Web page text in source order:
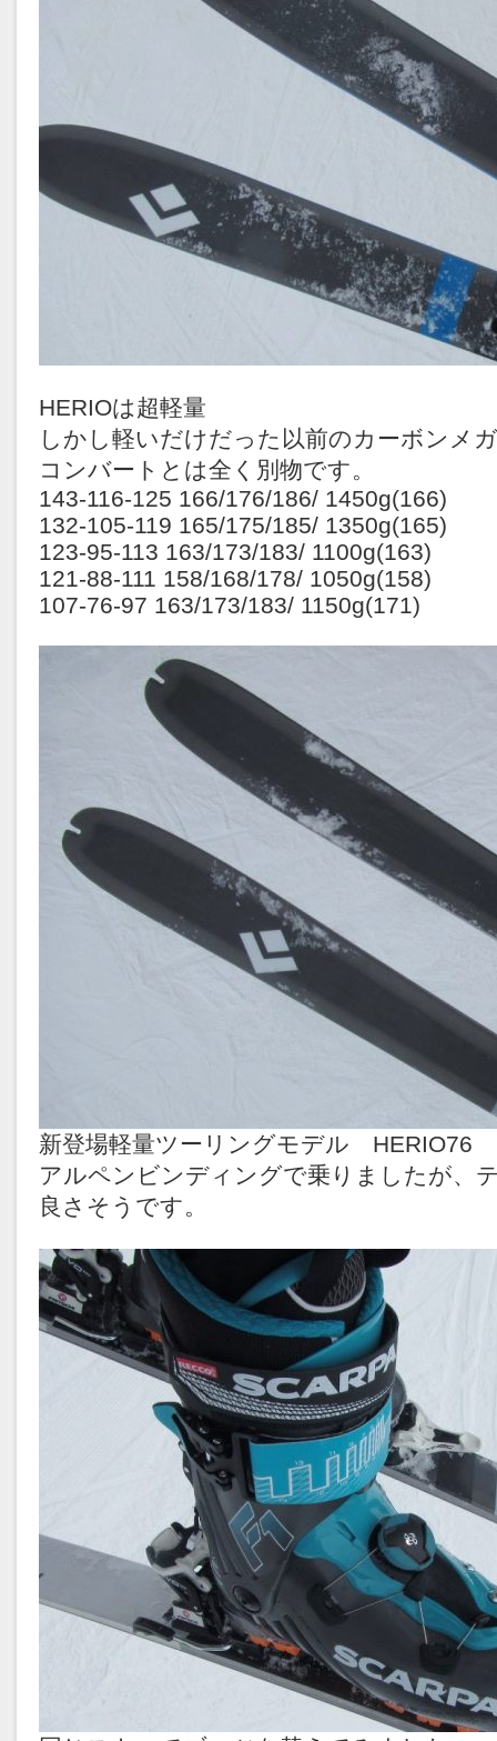
HERIOは超軽量
しかし軽いだけだった以前のカーボンメ
コンバートとは全く別物です。
143-116-125 166/176/186/ 1450g(166)
132-105-119 165/175/185/ 1350g(165)
123-95-113 163/173/183/ 1100g(163)
121-88-111 158/168/178/ 1050g(158)
107-76-97 163/173/183/ 1150g(171)
新登場軽量ツーリングモデル HERIO76
アルペンビンディングで乗りましたが、
良さそうです。